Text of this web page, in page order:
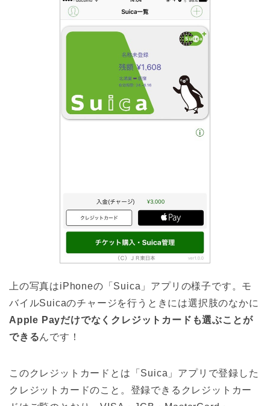
上の写真はiPhoneの「Suica」アプリの様子です。モ
バイルSuicaのチャージを行うときには選択肢のなかに
Apple Payだけでなくクレジットカードも選ぶことが
できるんです！
このクレジットカードとは「Suica」アプリで登録した
クレジットカードのこと。登録できるクレジットカー